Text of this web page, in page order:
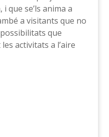
que se’ls anima a
a visitants que no
que
activitats a l’aire